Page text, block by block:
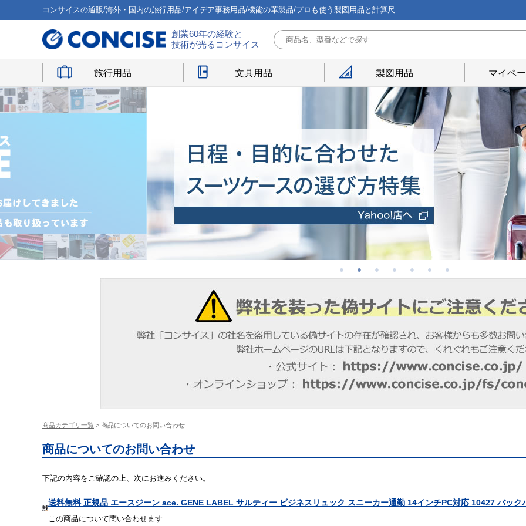
コンサイスの通販/海外・国内の旅行用品/アイデア事務用品/機能の革製品/プロも使う製図用品と計算尺
創業60年の経験と
技術が光るコンサイス
旅行用品 文具用品 製図用品 マイペ
商品カテゴリ一覧 > 商品についてのお問い合わせ
商品についてのお問い合わせ
下記の内容をご確認の上、次にお進みください。
送料無料 正規品 エースジーン ace. GENE LABEL サルティー ビジネスリュック スニーカー通勤 14インチPC対応 10427 バック
この商品について問い合わせます